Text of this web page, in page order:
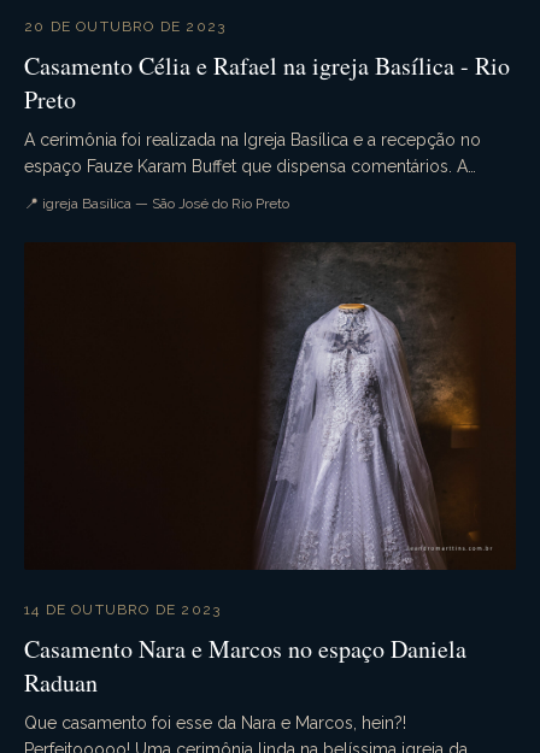
20 DE OUTUBRO DE 2023
Casamento Célia e Rafael na igreja Basílica - Rio
Preto
A cerimônia foi realizada na Igreja Basílica e a recepção no
espaço Fauze Karam Buffet que dispensa comentários. A
📍 igreja Basílica — São José do Rio Preto
14 DE OUTUBRO DE 2023
Casamento Nara e Marcos no espaço Daniela
Raduan
Que casamento foi esse da Nara e Marcos, hein?!